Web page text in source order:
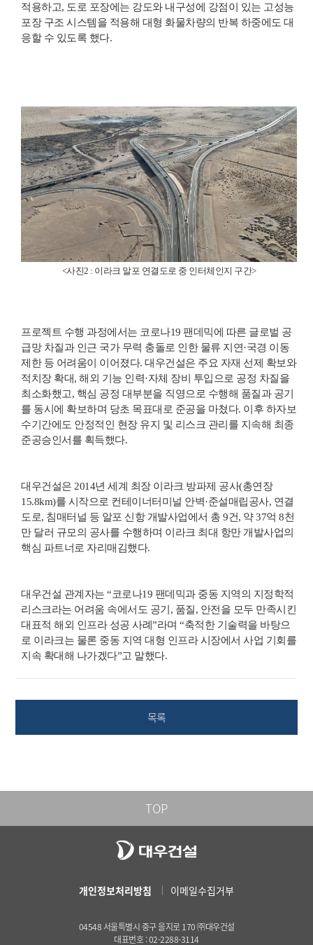
적용하고, 도로 포장에는 강도와 내구성에 강점이 있는 고성능
포장 구조 시스템을 적용해 대형 화물차량의 반복 하중에도 대
응할 수 있도록 했다.
<사진2 : 이라크 알포 연결도로 중 인터체인지 구간>
프로젝트 수행 과정에서는 코로나19 팬데믹에 따른 글로벌 공
급망 차질과 인근 국가 무력 충돌로 인한 물류 지연·국경 이동
제한 등 어려움이 이어졌다. 대우건설은 주요 자재 선제 확보와
적치장 확대, 해외 기능 인력·자체 장비 투입으로 공정 차질을
최소화했고, 핵심 공정 대부분을 직영으로 수행해 품질과 공기
를 동시에 확보하며 당초 목표대로 준공을 마쳤다. 이후 하자보
수기간에도 안정적인 현장 유지 및 리스크 관리를 지속해 최종
준공승인서를 획득했다.
대우건설은 2014년 세계 최장 이라크 방파제 공사(총연장
15.8km)를 시작으로 컨테이너터미널 안벽·준설매립공사, 연결
도로, 침매터널 등 알포 신항 개발사업에서 총 9건, 약 37억 8천
만 달러 규모의 공사를 수행하며 이라크 최대 항만 개발사업의
핵심 파트너로 자리매김했다.
대우건설 관계자는 “코로나19 팬데믹과 중동 지역의 지정학적
리스크라는 어려움 속에서도 공기, 품질, 안전을 모두 만족시킨
대표적 해외 인프라 성공 사례”라며 “축적한 기술력을 바탕으
로 이라크는 물론 중동 지역 대형 인프라 시장에서 사업 기회를
지속 확대해 나가겠다”고 말했다.
목록
TOP
개인정보처리방침 이메일수집거부
04548 서울특별시 중구 을지로 170 ㈜대우건설
대표번호 : 02-2288-3114